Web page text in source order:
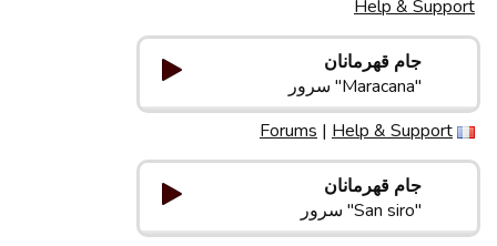
Help & Support
جام قهرمانان
"Maracana" سرور
Forums | Help & Support
جام قهرمانان
"San siro" سرور